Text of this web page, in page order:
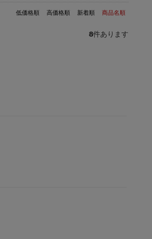
低価格順 高価格順 新着順 商品名順
8件あります